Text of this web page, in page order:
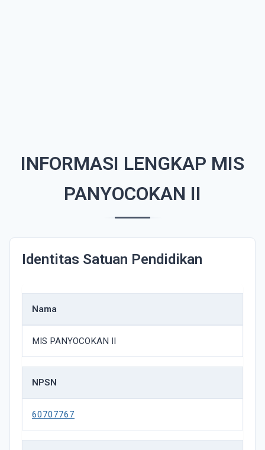
INFORMASI LENGKAP MIS
PANYOCOKAN II
Identitas Satuan Pendidikan
Nama
MIS PANYOCOKAN II
NPSN
60707767